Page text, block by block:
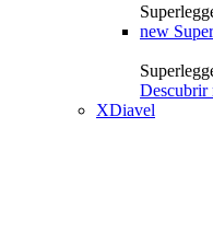
new
Descubrir
XDiavel